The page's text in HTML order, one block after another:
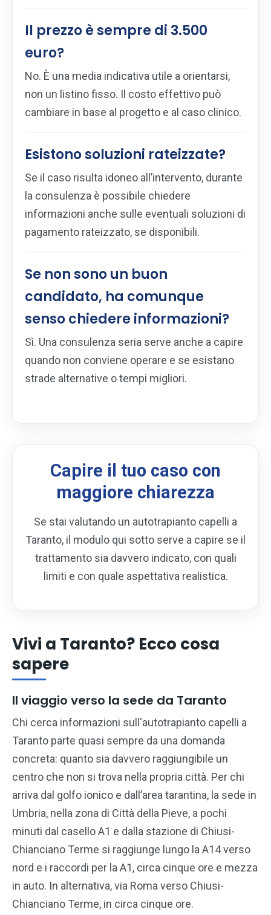
Il prezzo è sempre di 3.500
euro?
No. È una media indicativa utile a orientarsi,
non un listino fisso. Il costo effettivo può
cambiare in base al progetto e al caso clinico.
Esistono soluzioni rateizzate?
Se il caso risulta idoneo all’intervento, durante
la consulenza è possibile chiedere
informazioni anche sulle eventuali soluzioni di
pagamento rateizzato, se disponibili.
Se non sono un buon
candidato, ha comunque
senso chiedere informazioni?
Sì. Una consulenza seria serve anche a capire
quando non conviene operare e se esistano
strade alternative o tempi migliori.
Capire il tuo caso con
maggiore chiarezza
Se stai valutando un autotrapianto capelli a
Taranto, il modulo qui sotto serve a capire se il
trattamento sia davvero indicato, con quali
limiti e con quale aspettativa realistica.
Vivi a Taranto? Ecco cosa
sapere
Il viaggio verso la sede da Taranto
Chi cerca informazioni sull'autotrapianto capelli a
Taranto parte quasi sempre da una domanda
concreta: quanto sia davvero raggiungibile un
centro che non si trova nella propria città. Per chi
arriva dal golfo ionico e dall’area tarantina, la sede in
Umbria, nella zona di Città della Pieve, a pochi
minuti dal casello A1 e dalla stazione di Chiusi-
Chianciano Terme si raggiunge lungo la A14 verso
nord e i raccordi per la A1, circa cinque ore e mezza
in auto. In alternativa, via Roma verso Chiusi-
Chianciano Terme, in circa cinque ore.